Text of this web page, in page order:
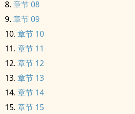
章节 08
章节 09
章节 10
章节 11
章节 12
章节 13
章节 14
章节 15